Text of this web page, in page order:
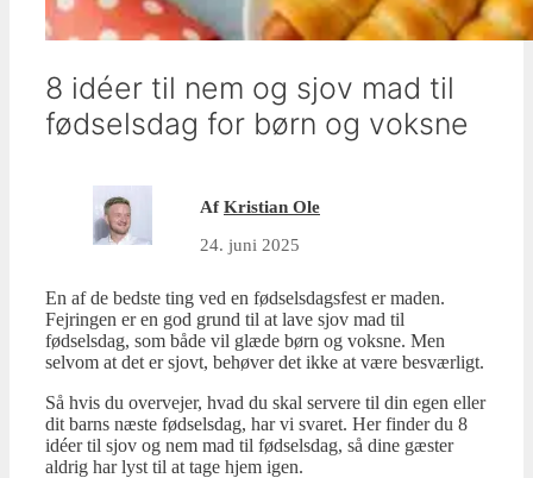
8 idéer til nem og sjov mad til
fødselsdag for børn og voksne
AfKristian Ole
24. juni 2025
En af de bedste ting ved en fødselsdagsfest er maden.
Fejringen er en god grund til at lave sjov mad til
fødselsdag, som både vil glæde børn og voksne. Men
selvom at det er sjovt, behøver det ikke at være besværligt.
Så hvis du overvejer, hvad du skal servere til din egen eller
dit barns næste fødselsdag, har vi svaret. Her finder du 8
idéer til sjov og nem mad til fødselsdag, så dine gæster
aldrig har lyst til at tage hjem igen.